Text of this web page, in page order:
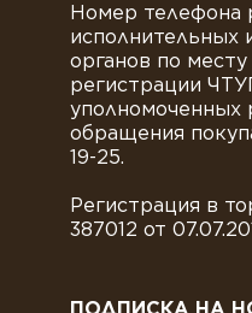
Номер телефона
исполнительных
органов по
регистрации
уполномоченных
обращения
19-25.
Регистрация в
387012 от